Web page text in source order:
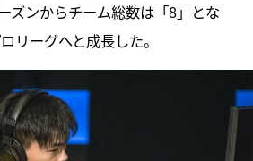
ズンからチーム総数は「8」とな
リーグへと成長した。